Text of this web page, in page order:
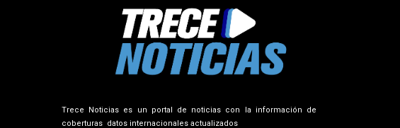
Trece Noticias es un portal de noticias con la información de
coberturas datos internacionales actualizados